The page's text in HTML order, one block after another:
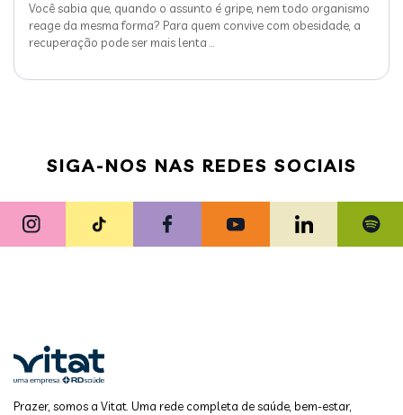
Você sabia que, quando o assunto é gripe, nem todo organismo
reage da mesma forma? Para quem convive com obesidade, a
recuperação pode ser mais lenta
SIGA-NOS NAS REDES SOCIAIS
Prazer, somos a Vitat. Uma rede completa de saúde, bem-estar,